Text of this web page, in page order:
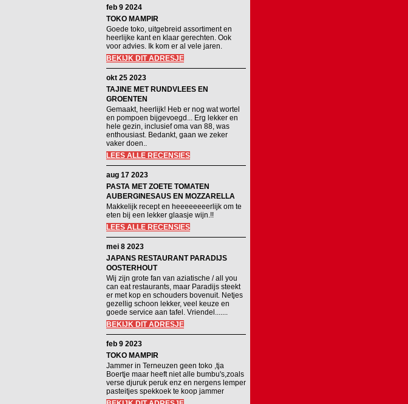
feb 9 2024
TOKO MAMPIR
Goede toko, uitgebreid assortiment en
heerlijke kant en klaar gerechten. Ook
voor advies. Ik kom er al vele jaren.
BEKIJK DIT ADRESJE
okt 25 2023
TAJINE MET RUNDVLEES EN
GROENTEN
Gemaakt, heerlijk! Heb er nog wat wortel
en pompoen bijgevoegd... Erg lekker en
hele gezin, inclusief oma van 88, was
enthousiast. Bedankt, gaan we zeker
vaker doen..
LEES ALLE RECENSIES
aug 17 2023
PASTA MET ZOETE TOMATEN
AUBERGINESAUS EN MOZZARELLA
Makkelijk recept en heeeeeeeerlijk om te
eten bij een lekker glaasje wijn.!!
LEES ALLE RECENSIES
mei 8 2023
JAPANS RESTAURANT PARADIJS
OOSTERHOUT
Wij zijn grote fan van aziatische / all you
can eat restaurants, maar Paradijs steekt
er met kop en schouders bovenuit. Netjes
gezellig schoon lekker, veel keuze en
goede service aan tafel. Vriendel.......
BEKIJK DIT ADRESJE
feb 9 2023
TOKO MAMPIR
Jammer in Terneuzen geen toko ,tja
Boertje maar heeft niet alle bumbu's,zoals
verse djuruk peruk enz en nergens lemper
pasteitjes spekkoek te koop jammer